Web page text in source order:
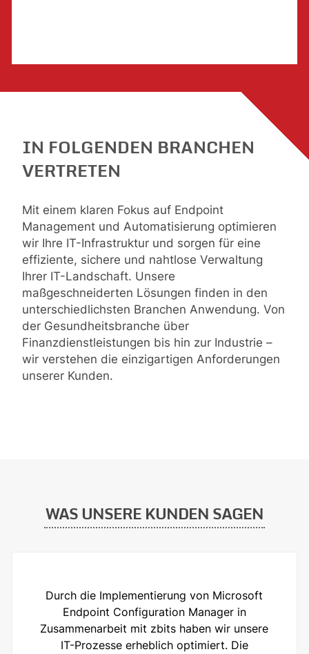
IN FOLGENDEN BRANCHEN
VERTRETEN
Mit einem klaren Fokus auf Endpoint
Management und Automatisierung optimieren
wir Ihre IT-Infrastruktur und sorgen für eine
effiziente, sichere und nahtlose Verwaltung
Ihrer IT-Landschaft. Unsere
maßgeschneiderten Lösungen finden in den
unterschiedlichsten Branchen Anwendung. Von
der Gesundheitsbranche über
Finanzdienstleistungen bis hin zur Industrie –
wir verstehen die einzigartigen Anforderungen
unserer Kunden.
WAS UNSERE KUNDEN SAGEN
Durch die Implementierung von Microsoft
Endpoint Configuration Manager in
Zusammenarbeit mit zbits haben wir unsere
IT-Prozesse erheblich optimiert. Die